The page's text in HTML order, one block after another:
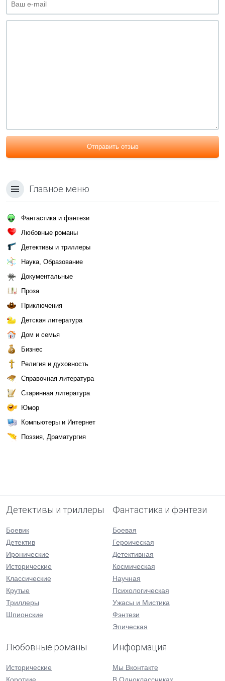
Отправить отзыв
Главное меню
Фантастика и фэнтези
Любовные романы
Детективы и триллеры
Наука, Образование
Документальные
Проза
Приключения
Детская литература
Дом и семья
Бизнес
Религия и духовность
Справочная литература
Старинная литература
Юмор
Компьютеры и Интернет
Поэзия, Драматургия
Детективы и триллеры
Боевик
Детектив
Иронические
Исторические
Классические
Крутые
Триллеры
Шпионские
Фантастика и фэнтези
Боевая
Героическая
Детективная
Космическая
Научная
Психологическая
Ужасы и Мистика
Фэнтези
Эпическая
Любовные романы
Исторические
Информация
Мы Вконтакте